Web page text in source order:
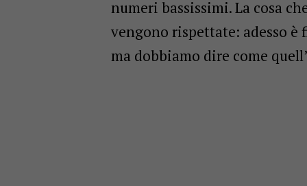
numeri bassissimi. La cosa
vengono rispettate: adesso
ma dobbiamo dire come